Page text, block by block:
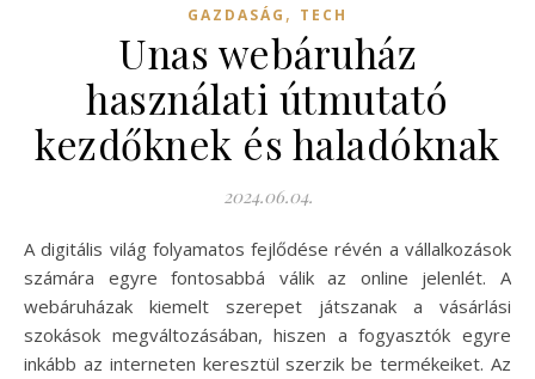
GAZDASÁG , TECH
Unas webáruház
használati útmutató
kezdőknek és haladóknak
2024.06.04.
A digitális világ folyamatos fejlődése révén a vállalkozások
számára egyre fontosabbá válik az online jelenlét. A
webáruházak kiemelt szerepet játszanak a vásárlási
szokások megváltozásában, hiszen a fogyasztók egyre
inkább az interneten keresztül szerzik be termékeiket. Az